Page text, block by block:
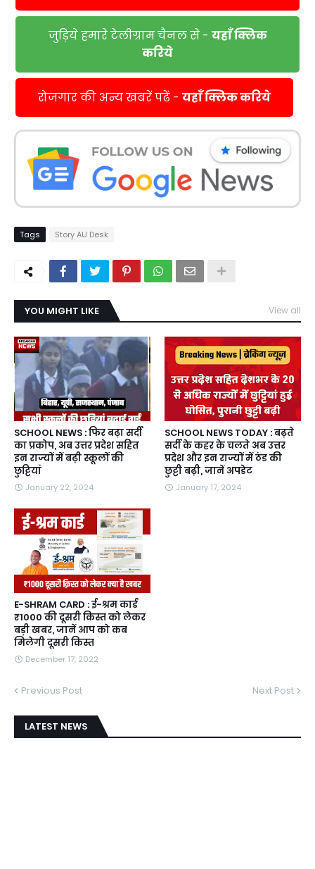
जुड़िये हमारे टेलीग्राम चैनल से - यहाँ क्लिक
करिये
रोजगार की अन्य खबरें पढें - यहाँ क्लिक करिये
Tags Story AU Desk
YOU MIGHT LIKE View all
SCHOOL NEWS : फिर बढ़ा सर्दी
का प्रकोप, अब उत्तर प्रदेश सहित
इन राज्यों में बढ़ी स्कूलों की
छुट्टियां
January 22, 2024
SCHOOL NEWS TODAY : बढ़ते
सर्दी के कहर के चलते अब उत्तर
प्रदेश और इन राज्यों में ठंड की
छुट्टी बढ़ी, जानें अपडेट
January 17, 2024
E-SHRAM CARD : ई-श्रम कार्ड
₹1000 की दूसरी किस्त को लेकर
बड़ी खबर, जानें आप को कब
मिलेगी दूसरी किस्त
December 17, 2022
Previous Post Next Post
LATEST NEWS